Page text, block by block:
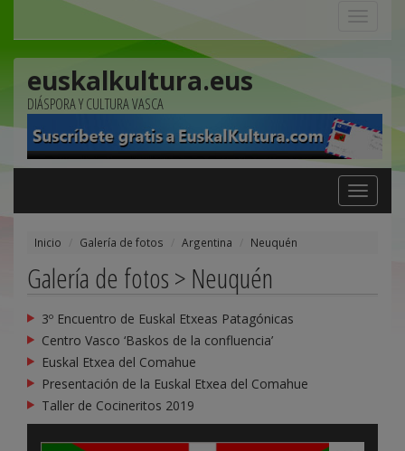
euskalkultura.eus
DIÁSPORA Y CULTURA VASCA
Toggle
navigation
Inicio Galería de fotos Argentina Neuquén
Galería de fotos > Neuquén
3º Encuentro de Euskal Etxeas Patagónicas
Centro Vasco ‘Baskos de la confluencia’
Euskal Etxea del Comahue
Presentación de la Euskal Etxea del Comahue
Taller de Cocineritos 2019